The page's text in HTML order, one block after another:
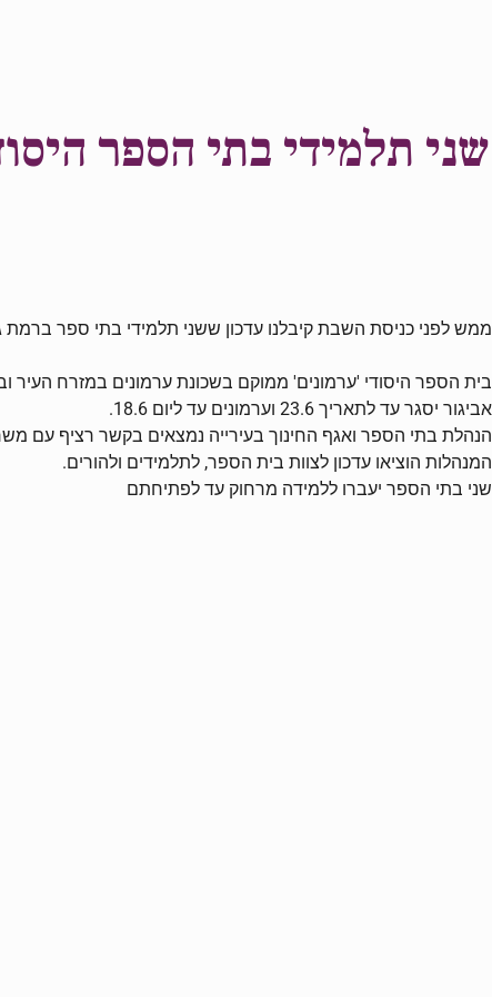
שני תלמידי בתי הספר
ממש לפני כניסת השבת קיבלנו עדכון ששני תלמידי בתי ספר
בית הספר היסודי 'ערמונים' ממוקם בשכונת ערמונים במזרח העיר
אביגור יסגר עד לתאריך 23.6 וערמונים עד ליום 18.6.
הנהלת בתי הספר ואגף החינוך בעירייה נמצאים בקשר רציף עם
המנהלות הוציאו עדכון לצוות בית הספר, לתלמידים ולהורים.
שני בתי הספר יעברו ללמידה מרחוק עד לפתיחתם